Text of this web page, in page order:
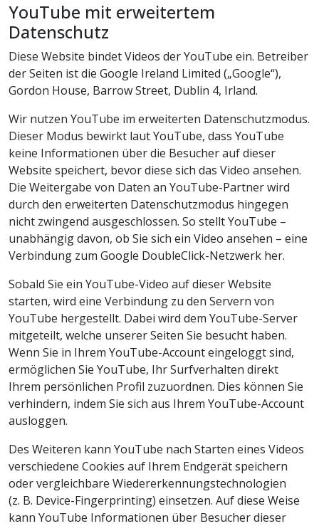
YouTube mit erweitertem
Datenschutz
Diese Website bindet Videos der YouTube ein. Betreiber
der Seiten ist die Google Ireland Limited („Google“),
Gordon House, Barrow Street, Dublin 4, Irland.
Wir nutzen YouTube im erweiterten Datenschutzmodus.
Dieser Modus bewirkt laut YouTube, dass YouTube
keine Informationen über die Besucher auf dieser
Website speichert, bevor diese sich das Video ansehen.
Die Weitergabe von Daten an YouTube-Partner wird
durch den erweiterten Datenschutzmodus hingegen
nicht zwingend ausgeschlossen. So stellt YouTube –
unabhängig davon, ob Sie sich ein Video ansehen – eine
Verbindung zum Google DoubleClick-Netzwerk her.
Sobald Sie ein YouTube-Video auf dieser Website
starten, wird eine Verbindung zu den Servern von
YouTube hergestellt. Dabei wird dem YouTube-Server
mitgeteilt, welche unserer Seiten Sie besucht haben.
Wenn Sie in Ihrem YouTube-Account eingeloggt sind,
ermöglichen Sie YouTube, Ihr Surfverhalten direkt
Ihrem persönlichen Profil zuzuordnen. Dies können Sie
verhindern, indem Sie sich aus Ihrem YouTube-Account
ausloggen.
Des Weiteren kann YouTube nach Starten eines Videos
verschiedene Cookies auf Ihrem Endgerät speichern
oder vergleichbare Wiedererkennungstechnologien
(z. B. Device-Fingerprinting) einsetzen. Auf diese Weise
kann YouTube Informationen über Besucher dieser